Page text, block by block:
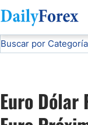
Divulgación del Anunciante
Buscar por Categoría
Análisis de
Euro Dólar